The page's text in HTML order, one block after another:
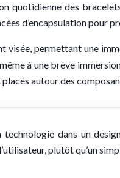
quotidienne des
d’encapsulation pour
visée, permettant une
à une brève
autour des
technologie dans un
plutôt qu’un